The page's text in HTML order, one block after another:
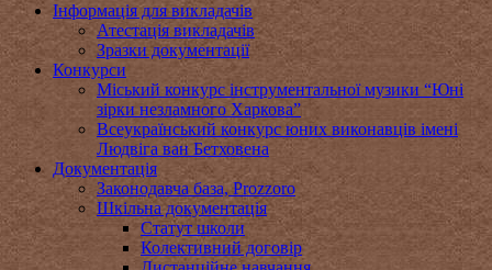
Інформація для викладачів
Атестація викладачів
Зразки документації
Конкурси
Міський конкурс інструментальної музики “Юні
зірки незламного Харкова”
Всеукраїнський конкурс юних виконавців імені
Людвіга ван Бетховена
Документація
Законодавча база, Prozzoro
Шкільна документація
Статут школи
Колективний договір